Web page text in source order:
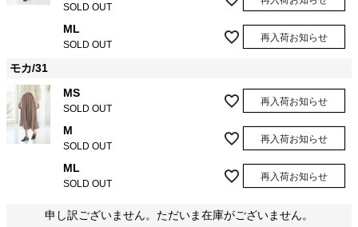
SOLD OUT
ML
SOLD OUT
再入荷お知らせ
モカ/31
MS
SOLD OUT
再入荷お知らせ
M
SOLD OUT
再入荷お知らせ
ML
SOLD OUT
再入荷お知らせ
申し訳ございません。ただいま在庫がございません。